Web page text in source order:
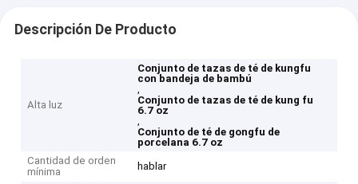
Descripción De Producto
Alta luz
Conjunto de tazas de té de kungfu
con bandeja de bambú
,
Conjunto de tazas de té de kung fu
6.7 oz
,
Conjunto de té de gongfu de
porcelana 6.7 oz
Cantidad de orden
mínima
hablar